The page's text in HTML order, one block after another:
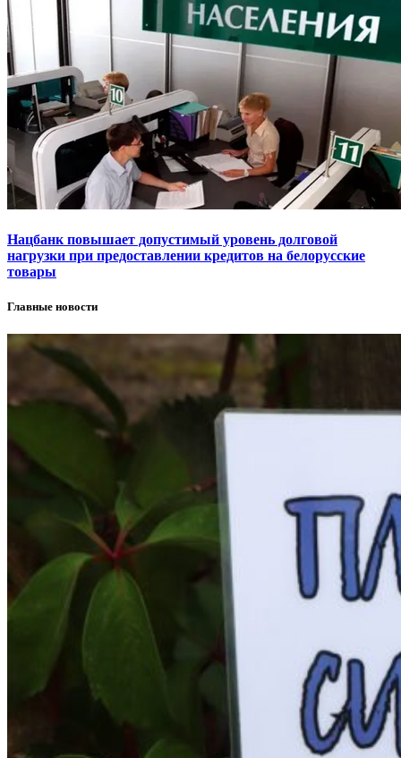
Нацбанк повышает допустимый уровень долговой
нагрузки при предоставлении кредитов на белорусские
товары
Главные новости